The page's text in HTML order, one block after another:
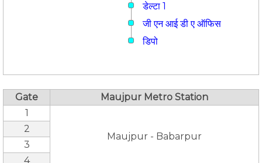
डेल्टा 1
जी एन आई डी ए ऑफिस
डिपो
Gate
Maujpur Metro Station
1
Maujpur - Babarpur
2
3
4